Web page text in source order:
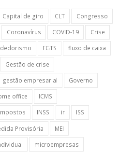
Capital de giro CLT
Congresso
Coronavírus COVID-19
Crise
FGTS
fluxo de caixa
Gestão de crise
gestão empresarial
Governo
office
ICMS
INSS ir
ISS
Provisória
MEI
microempresas